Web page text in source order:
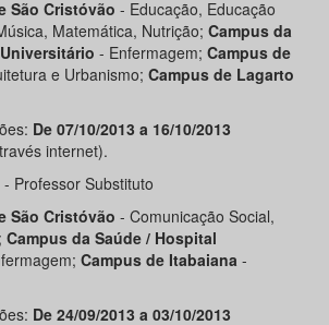
São Cristóvão - Educação, Educação
Matemática, Nutrição; Campus da
- Enfermagem; Campus de
e Urbanismo; Campus de Lagarto
De 07/10/2013 a 16/10/2013
internet).
- Professor Substituto
São Cristóvão - Comunicação Social,
Campus da Saúde / Hospital
Campus de Itabaiana -
De 24/09/2013 a 03/10/2013